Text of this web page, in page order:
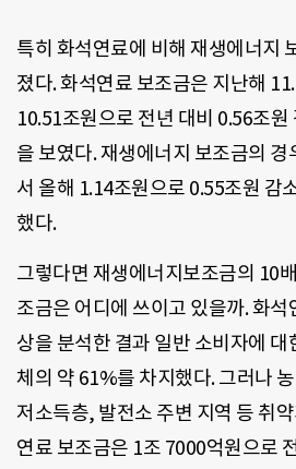
특히 화석연료에 비해 재생에너지
졌다. 화석연료 보조금은 지난해
10.51조원으로 전년 대비 0.56조
을 보였다. 재생에너지 보조금의 경
서 올해 1.14조원으로 0.55조원 감
했다.
그렇다면 재생에너지보조금의 10
조금은 어디에 쓰이고 있을까. 화석
상을 분석한 결과 일반 소비자에 대
체의 약 61%를 차지했다. 그러나
저소득층, 발전소 주변 지역 등 취
연료 보조금은 1조 7000억원으로